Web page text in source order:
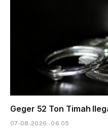
Geger 52 Ton Timah
07-08-2026 - 06.05